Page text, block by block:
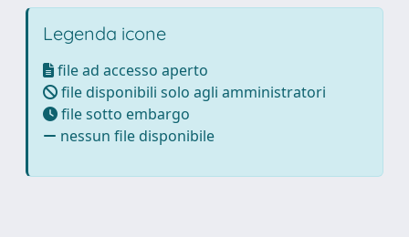
Legenda icone
file ad accesso aperto
file disponibili solo agli amministratori
file sotto embargo
nessun file disponibile